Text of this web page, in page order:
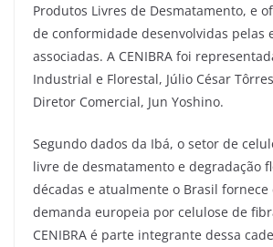
Produtos Livres de Desmatamento, e
de conformidade desenvolvidas pelas
associadas. A CENIBRA foi
Industrial e Florestal, Júlio César
Diretor Comercial, Jun Yoshino.
Segundo dados da Ibá, o setor de
livre de desmatamento e degradação
décadas e atualmente o Brasil fornece
demanda europeia por celulose de
CENIBRA é parte integrante dessa